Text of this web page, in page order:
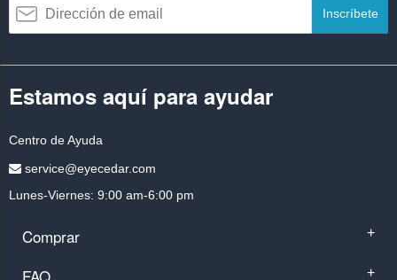
Inscríbete
Estamos aquí para ayudar
Centro de Ayuda
service@eyecedar.com
Lunes-Viernes: 9:00 am-6:00 pm
Comprar +
+